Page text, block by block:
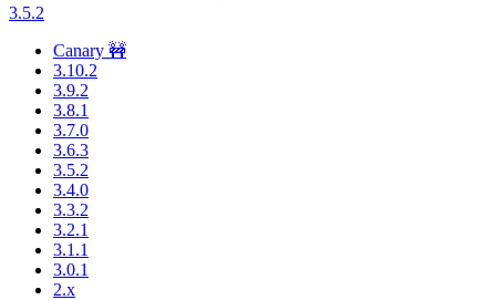
3.5.2
Canary 🚧
3.10.2
3.9.2
3.8.1
3.7.0
3.6.3
3.5.2
3.4.0
3.3.2
3.2.1
3.1.1
3.0.1
2.x